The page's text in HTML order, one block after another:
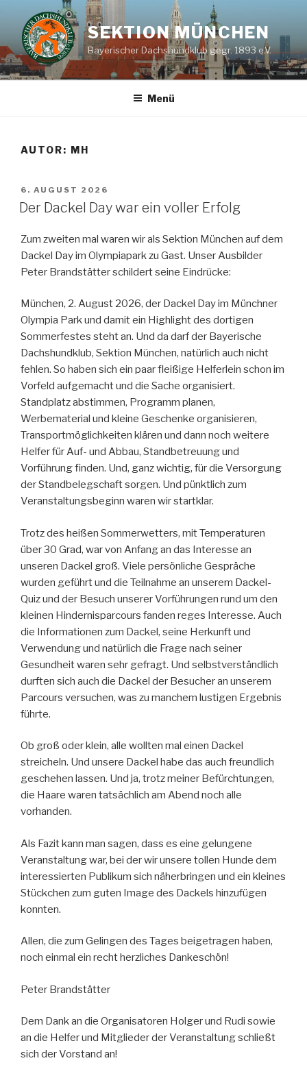
Inhalt
springen
SEKTION MÜNCHEN
Bayerischer Dachshundklub gegr. 1893 e.V.
Menü
AUTOR: MH
VERÖFFENTLICHT
AM
6. AUGUST 2026
Der Dackel Day war ein voller Erfolg
Zum zweiten mal waren wir als Sektion München auf dem
Dackel Day im Olympiapark zu Gast. Unser Ausbilder
Peter Brandstätter schildert seine Eindrücke:
München, 2. August 2026, der Dackel Day im Münchner
Olympia Park und damit ein Highlight des dortigen
Sommerfestes steht an. Und da darf der Bayerische
Dachshundklub, Sektion München, natürlich auch nicht
fehlen. So haben sich ein paar fleißige Helferlein schon im
Vorfeld aufgemacht und die Sache organisiert.
Standplatz abstimmen, Programm planen,
Werbematerial und kleine Geschenke organisieren,
Transportmöglichkeiten klären und dann noch weitere
Helfer für Auf- und Abbau, Standbetreuung und
Vorführung finden. Und, ganz wichtig, für die Versorgung
der Standbelegschaft sorgen. Und pünktlich zum
Veranstaltungsbeginn waren wir startklar.
Trotz des heißen Sommerwetters, mit Temperaturen
über 30 Grad, war von Anfang an das Interesse an
unseren Dackel groß. Viele persönliche Gespräche
wurden geführt und die Teilnahme an unserem Dackel-
Quiz und der Besuch unserer Vorführungen rund um den
kleinen Hindernisparcours fanden reges Interesse. Auch
die Informationen zum Dackel, seine Herkunft und
Verwendung und natürlich die Frage nach seiner
Gesundheit waren sehr gefragt. Und selbstverständlich
durften sich auch die Dackel der Besucher an unserem
Parcours versuchen, was zu manchem lustigen Ergebnis
führte.
Ob groß oder klein, alle wollten mal einen Dackel
streicheln. Und unsere Dackel habe das auch freundlich
geschehen lassen. Und ja, trotz meiner Befürchtungen,
die Haare waren tatsächlich am Abend noch alle
vorhanden.
Als Fazit kann man sagen, dass es eine gelungene
Veranstaltung war, bei der wir unsere tollen Hunde dem
interessierten Publikum sich näherbringen und ein kleines
Stückchen zum guten Image des Dackels hinzufügen
konnten.
Allen, die zum Gelingen des Tages beigetragen haben,
noch einmal ein recht herzliches Dankeschön!
Peter Brandstätter
Dem Dank an die Organisatoren Holger und Rudi sowie
an die Helfer und Mitglieder der Veranstaltung schließt
sich der Vorstand an!